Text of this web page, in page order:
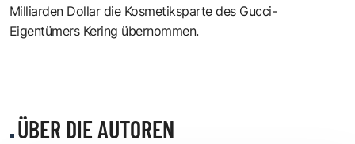
Milliarden Dollar die Kosmetiksparte des Gucci-
Eigentümers Kering übernommen.
ÜBER DIE AUTOREN